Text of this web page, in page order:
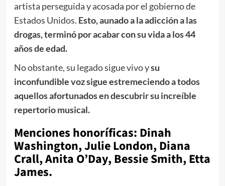
artista perseguida y acosada por el gobierno de
Estados Unidos. Esto, aunado a la adicción a las
drogas, terminó por acabar con su vida a los 44
años de edad.
No obstante, su legado sigue vivo ysu
inconfundible voz sigue estremeciendo a todos
aquellos afortunados en descubrir su increíble
repertorio musical.
Menciones honoríficas: Dinah
Washington, Julie London, Diana
Crall, Anita O’Day, Bessie Smith, Etta
James.